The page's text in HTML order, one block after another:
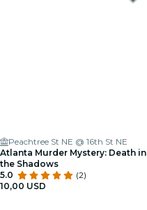
Peachtree St NE @ 16th St NE
Atlanta Murder Mystery: Death in
the Shadows
5.0
(2)
10,00 USD